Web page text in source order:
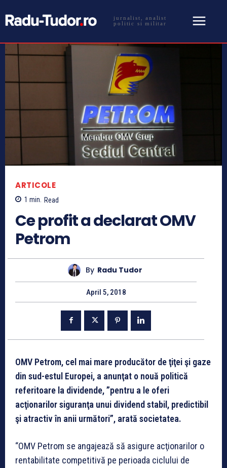
jurnalist, analist
politic si militar
ARTICOLE
1 min. Read
Ce profit a declarat OMV
Petrom
By Radu Tudor
April 5, 2018
OMV Petrom, cel mai mare producător de ţiţei şi gaze
din sud-estul Europei, a anunţat o nouă politică
referitoare la dividende, ”pentru a le oferi
acţionarilor siguranţa unui dividend stabil, predictibil
şi atractiv în anii următori”, arată societatea.
“OMV Petrom se angajează să asigure acţionarilor o
rentabilitate competitivă pe perioada ciclului de